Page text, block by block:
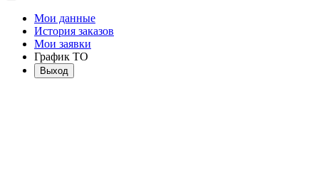
Мои данные
История заказов
Мои заявки
График ТО
Выход